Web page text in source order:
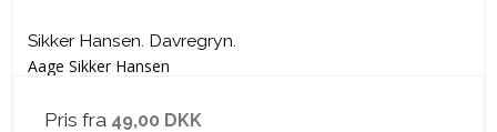
Sikker Hansen. Davregryn.
Aage Sikker Hansen
Pris fra 49,00 DKK